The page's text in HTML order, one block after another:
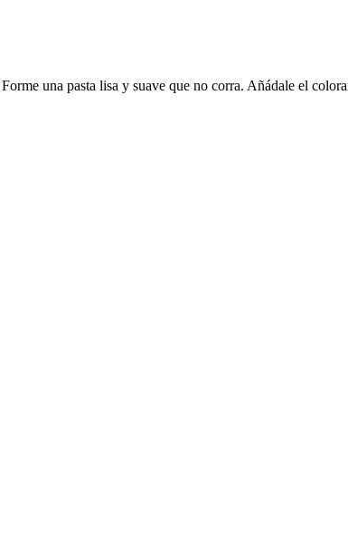
una pasta lisa y suave que no corra. Añádale el